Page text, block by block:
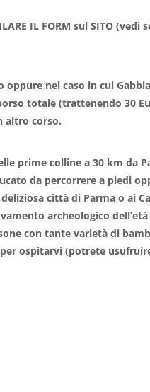
IL FORM sul SITO
oppure nel caso in cui
totale (trattenendo 30
altro corso.
prime colline a 30 km da
da percorrere a piedi
città di Parma o ai
archeologico
con tante varietà di
ospitarvi (potrete